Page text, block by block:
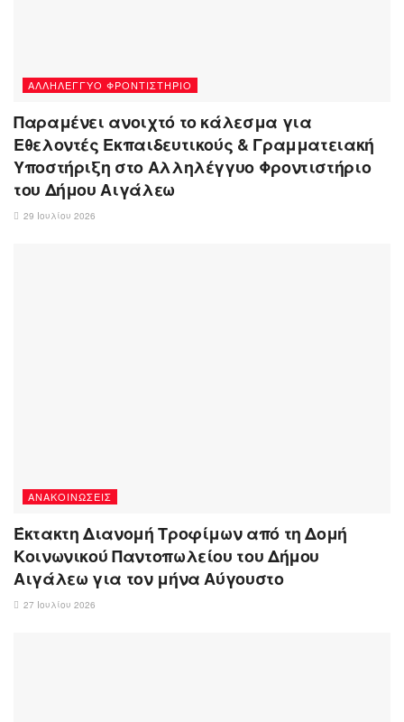
ΑΛΛΗΛΈΓΓΥΟ ΦΡΟΝΤΙΣΤΉΡΙΟ
Παραμένει ανοιχτό το κάλεσμα για
Εθελοντές Εκπαιδευτικούς & Γραμματειακή
Υποστήριξη στο Αλληλέγγυο Φροντιστήριο
του Δήμου Αιγάλεω
29 Ιουλίου 2026
ΑΝΑΚΟΙΝΏΣΕΙΣ
Έκτακτη Διανομή Τροφίμων από τη Δομή
Κοινωνικού Παντοπωλείου του Δήμου
Αιγάλεω για τον μήνα Αύγουστο
27 Ιουλίου 2026